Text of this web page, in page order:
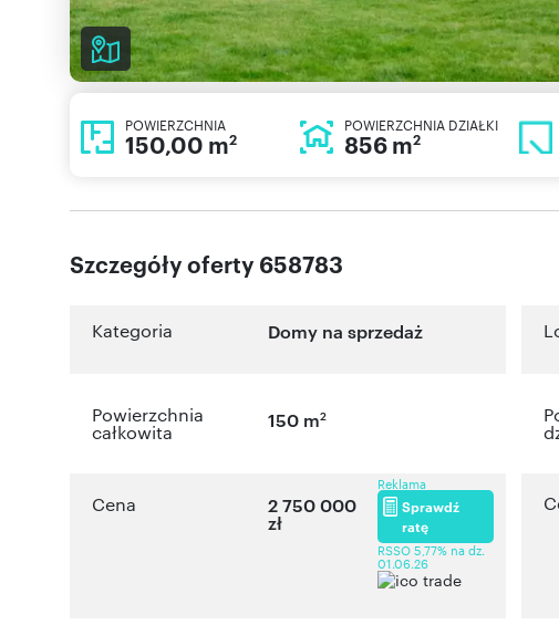
POWIERZCHNIA
150,00 m2
POWIERZCHNIA DZIAŁKI
856 m2
Szczegóły oferty 658783
Kategoria Domy na sprzedaż
Powierzchnia
całkowita
150 m2
Cena 2 750 000
zł
Reklama
Sprawdź
ratę
RSSO 5,77% na dz.
01.06.26